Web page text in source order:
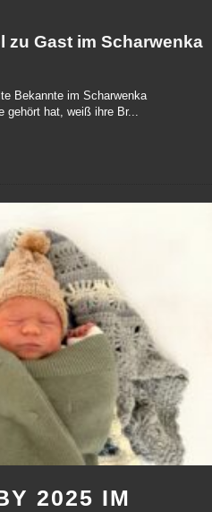
zu Gast im Scharwenka
Bekannte im Scharwenka
gehört hat, weiß ihre Br...
2025 IM